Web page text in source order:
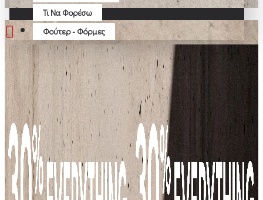
Τι Να Φορέσω
Φούτερ - Φόρμες